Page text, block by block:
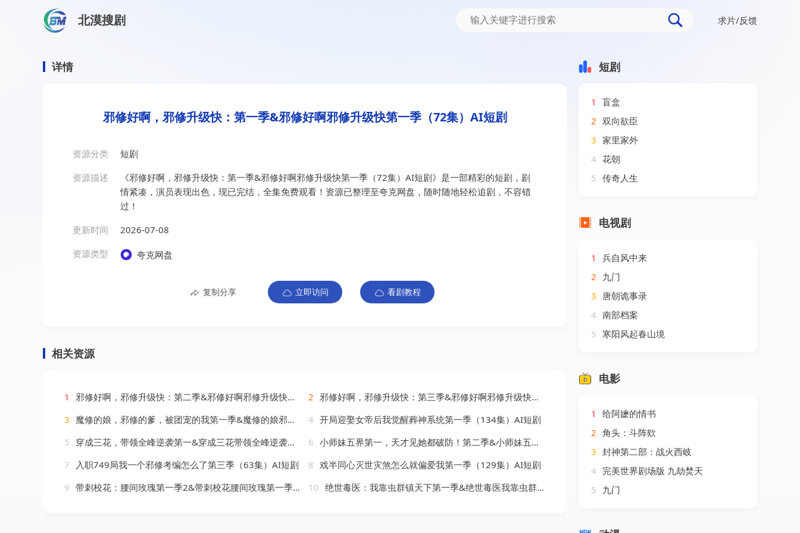
北漠搜剧 求片/反馈
邪修好啊，邪修升级快：第一季&邪修好啊邪修升级快第一季（72集）AI短剧
详情
邪修好啊，邪修升级快：第一季&邪修好啊邪修升级快第一季（72集）AI短剧
资源分类
短剧
资源描述
《邪修好啊，邪修升级快：第一季&邪修好啊邪修升级快第一季（72集）AI短剧》是一部精彩的短剧，剧
情紧凑，演员表现出色，现已完结，全集免费观看！资源已整理至夸克网盘，随时随地轻松追剧，不容错
过！
更新时间
2026-07-08
资源类型
夸克网盘
复制分享 立即访问 看剧教程
相关资源
1 邪修好啊，邪修升级快：第二季&邪修好啊邪修升级快第二季（83集）AI短剧 2 邪修好啊，邪修升级快：第三季&邪修好啊邪修升级快第三季（139集）AI短剧
3 魔修的娘，邪修的爹，被团宠的我第一季&魔修的娘邪修的爹被团宠的我第一季（70集）AI短剧 4 开局迎娶女帝后我觉醒葬神系统第一季（134集）AI短剧
5 穿成三花，带领全峰逆袭第一&穿成三花带领全峰逆袭第一（60集）AI短剧 6 小师妹五界第一，天才见她都破防！第二季&小师妹五界第一天才见她都破防第二季（80集）AI短剧
7
入职749局我一个邪修考编怎么了第三季（63集）AI短剧 8 戏半同心灭世灾煞怎么就偏爱我第一季（129集）AI短剧
9 带刺校花：腰间玫瑰第一季2&带刺校花腰间玫瑰第一季2（52集）AI短剧 10 绝世毒医：我靠虫群镇天下第一季&绝世毒医我靠虫群镇天下第一季（104集）AI短剧
短剧
1
盲盒
2 双向欲臣
3 家里家外
4 花朝
5 传奇人生
电视剧
1
兵自风中来
2 九门
3 唐朝诡事录
4 南部档案
5 寒阳风起春山境
电影
1
给阿嬷的情书
2 角头：斗阵欸
3 封神第二部：战火西岐
4 完美世界剧场版 九劫焚天
5 九门